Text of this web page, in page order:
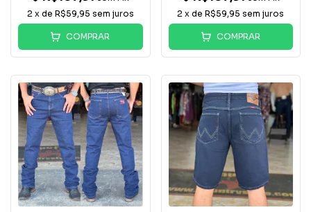
2 x de R$59,95 sem juros
COMPRAR
2 x deR$59,95 sem juros
COMPRAR